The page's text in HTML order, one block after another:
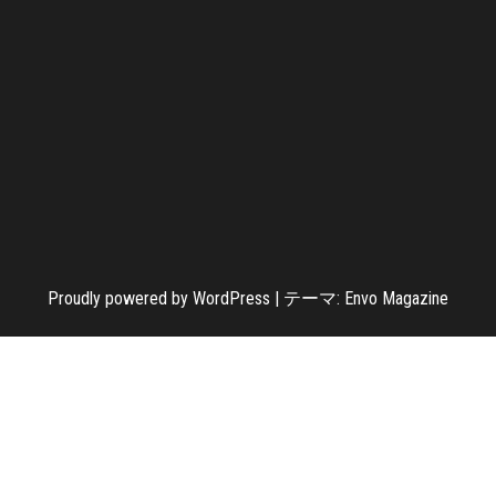
Proudly powered by WordPress テーマ: Envo Magazine